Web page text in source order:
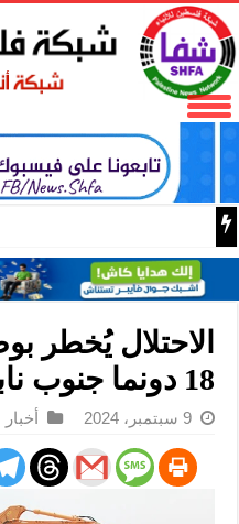
نادي الأسير: الاحتلال يعتقل ويحقق
الاحتلال يُخطر
18 دونما جنوب نابلس
9 سبتمبر، 2024